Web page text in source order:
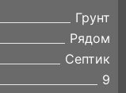
Грунт
Рядом
Септик
9